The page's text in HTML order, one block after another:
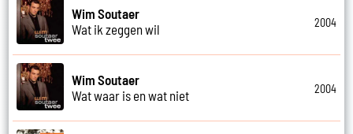
Wim Soutaer
Wat ik zeggen wil
2004
Wim Soutaer
Wat waar is en wat niet
2004